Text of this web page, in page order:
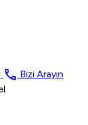
call Bizi Arayın